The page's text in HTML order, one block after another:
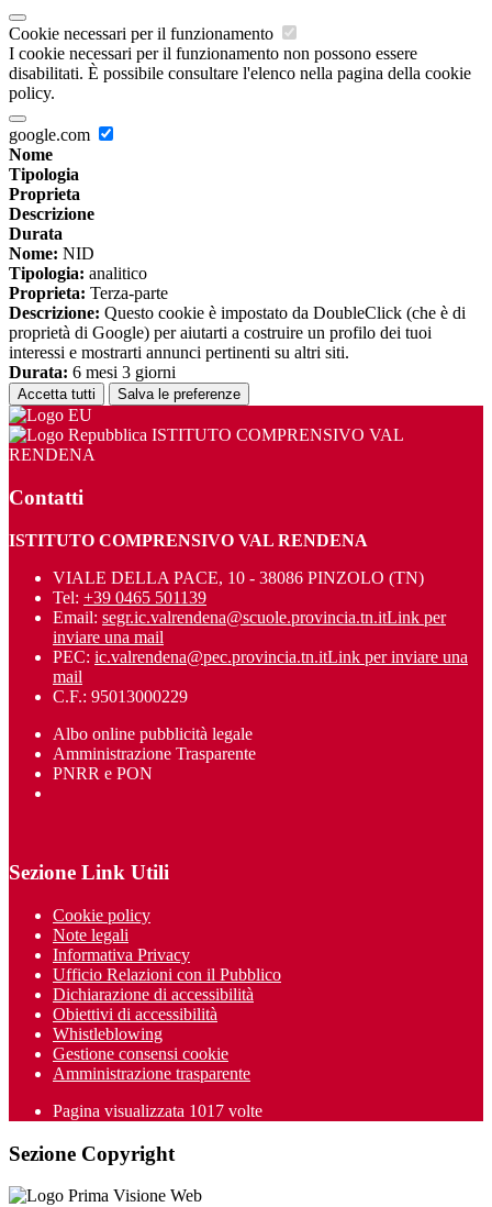
Cookie necessari per il funzionamento
I cookie necessari per il funzionamento non possono essere
disabilitati. È possibile consultare l'elenco nella pagina della cookie
policy.
google.com
Nome
Tipologia
Proprieta
Descrizione
Durata
Nome: NID
Tipologia: analitico
Proprieta: Terza-parte
Descrizione: Questo cookie è impostato da DoubleClick (che è di
proprietà di Google) per aiutarti a costruire un profilo dei tuoi
interessi e mostrarti annunci pertinenti su altri siti.
Durata: 6 mesi 3 giorni
Accetta tutti Salva le preferenze
ISTITUTO COMPRENSIVO VAL
RENDENA
Contatti
ISTITUTO COMPRENSIVO VAL RENDENA
VIALE DELLA PACE, 10 - 38086 PINZOLO (TN)
Tel: +39 0465 501139
Email: segr.ic.valrendena@scuole.provincia.tn.itLink per
inviare una mail
PEC: ic.valrendena@pec.provincia.tn.itLink per inviare una
mail
C.F.: 95013000229
Albo online pubblicità legale
Amministrazione Trasparente
PNRR e PON
Sezione Link Utili
Cookie policy
Note legali
Informativa Privacy
Ufficio Relazioni con il Pubblico
Dichiarazione di accessibilità
Obiettivi di accessibilità
Whistleblowing
Gestione consensi cookie
Amministrazione trasparente
Pagina visualizzata 1017 volte
Sezione Copyright